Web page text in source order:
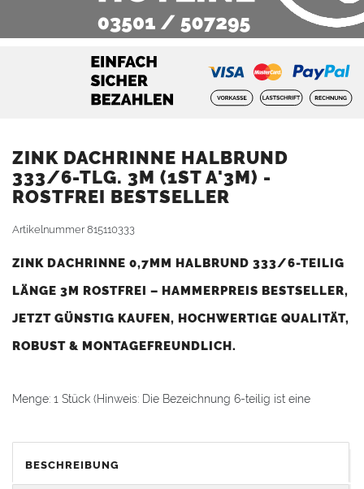
ZINK DACHRINNE HALBRUND
333/6-TLG. 3M (1ST A'3M) -
ROSTFREI BESTSELLER
Artikelnummer815110333
ZINK DACHRINNE 0,7MM HALBRUND 333/6-TEILIG
LÄNGE 3M ROSTFREI – HAMMERPREIS BESTSELLER,
JETZT GÜNSTIG KAUFEN, HOCHWERTIGE QUALITÄT,
ROBUST & MONTAGEFREUNDLICH.
Menge: 1 Stück (Hinweis: Die Bezeichnung 6-teilig ist eine
BESCHREIBUNG